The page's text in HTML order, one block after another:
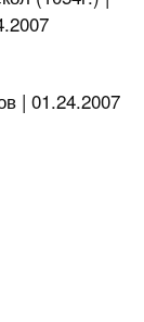
| 01.24.2007